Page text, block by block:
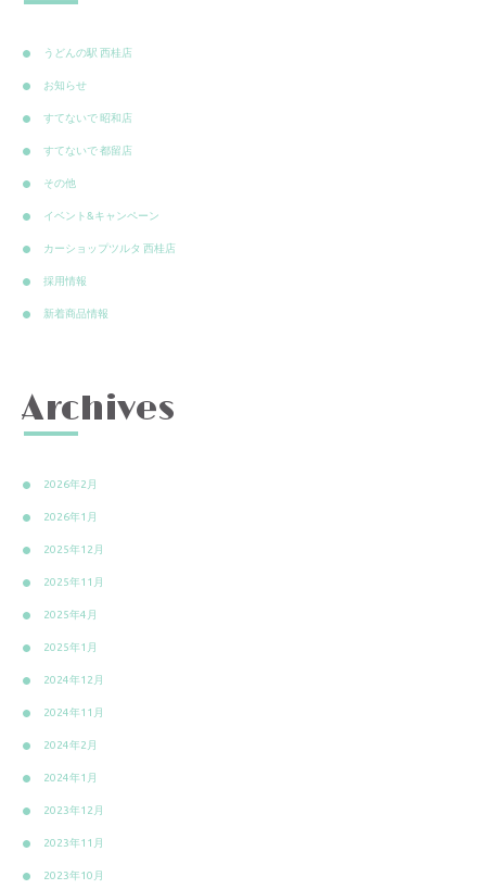
うどんの駅 西桂店
お知らせ
すてないで 昭和店
すてないで 都留店
その他
イベント&キャンペーン
カーショップツルタ 西桂店
採用情報
新着商品情報
Archives
2026年2月
2026年1月
2025年12月
2025年11月
2025年4月
2025年1月
2024年12月
2024年11月
2024年2月
2024年1月
2023年12月
2023年11月
2023年10月